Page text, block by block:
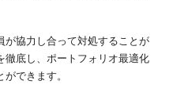
が協力し合って対処することが
底し、ポートフォリオ最適化
できます。